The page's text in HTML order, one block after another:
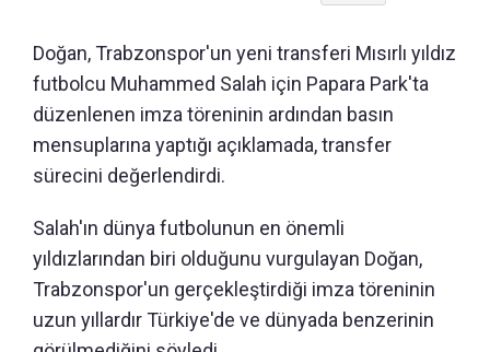
Doğan, Trabzonspor'un yeni transferi Mısırlı yıldız
futbolcu Muhammed Salah için Papara Park'ta
düzenlenen imza töreninin ardından basın
mensuplarına yaptığı açıklamada, transfer
sürecini değerlendirdi.
Salah'ın dünya futbolunun en önemli
yıldızlarından biri olduğunu vurgulayan Doğan,
Trabzonspor'un gerçekleştirdiği imza töreninin
uzun yıllardır Türkiye'de ve dünyada benzerinin